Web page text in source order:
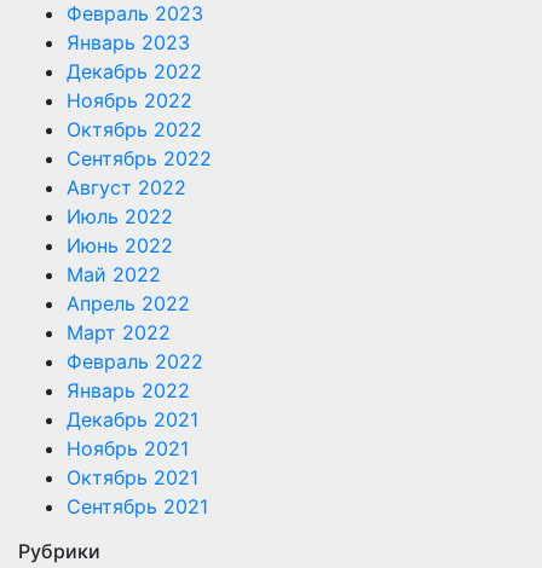
Февраль 2023
Январь 2023
Декабрь 2022
Ноябрь 2022
Октябрь 2022
Сентябрь 2022
Август 2022
Июль 2022
Июнь 2022
Май 2022
Апрель 2022
Март 2022
Февраль 2022
Январь 2022
Декабрь 2021
Ноябрь 2021
Октябрь 2021
Сентябрь 2021
Рубрики